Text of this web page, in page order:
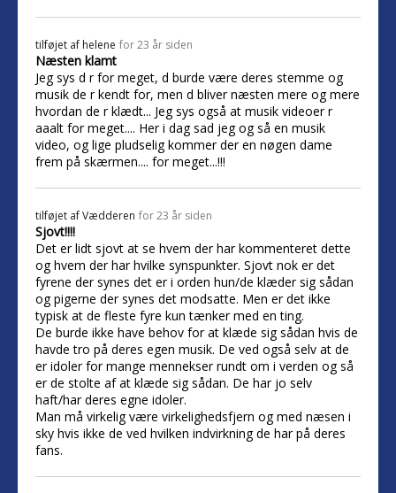
tilføjet af helene for 23 år siden
Næsten klamt
Jeg sys d r for meget, d burde være deres stemme og
musik de r kendt for, men d bliver næsten mere og mere
hvordan de r klædt... Jeg sys også at musik videoer r
aaalt for meget.... Her i dag sad jeg og så en musik
video, og lige pludselig kommer der en nøgen dame
frem på skærmen.... for meget...!!!
tilføjet afVædderen for 23 år siden
Sjovt!!!!
Det er lidt sjovt at se hvem der har kommenteret dette
og hvem der har hvilke synspunkter. Sjovt nok er det
fyrene der synes det er i orden hun/de klæder sig sådan
og pigerne der synes det modsatte. Men er det ikke
typisk at de fleste fyre kun tænker med en ting.
De burde ikke have behov for at klæde sig sådan hvis de
havde tro på deres egen musik. De ved også selv at de
er idoler for mange mennekser rundt om i verden og så
er de stolte af at klæde sig sådan. De har jo selv
haft/har deres egne idoler.
Man må virkelig være virkelighedsfjern og med næsen i
sky hvis ikke de ved hvilken indvirkning de har på deres
fans.